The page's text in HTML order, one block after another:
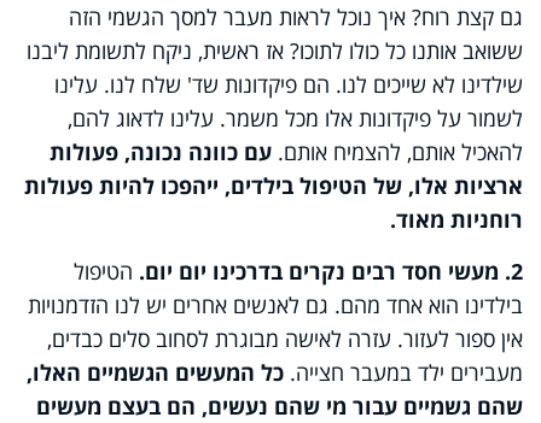
גם קצת רוח? איך נוכל לראות מעבר למסך הגשמי הזה
ששואב אותנו כל כולו לתוכו? אז ראשית, ניקח לתשומת ליבנו
שילדינו לא שייכים לנו. הם פיקדונות שד' שלח לנו. עלינו
לשמור על פיקדונות אלו מכל משמר. עלינו לדאוג להם,
להאכיל אותם, להצמיח אותם. עם כוונה נכונה, פעולות
ארציות אלו, של הטיפול בילדים, ייהפכו להיות פעולות
רוחניות מאוד.
2. מעשי חסד רבים נקרים בדרכינו יום יום.
הטיפול
בילדינו הוא אחד מהם. גם לאנשים אחרים יש לנו הזדמנויות
אין ספור לעזור. עזרה לאישה מבוגרת לסחוב סלים כבדים,
מעבירים ילד במעבר חצייה. כל המעשים הגשמיים האלו,
שהם גשמיים עבור מי שהם נעשים, הם בעצם מעשים